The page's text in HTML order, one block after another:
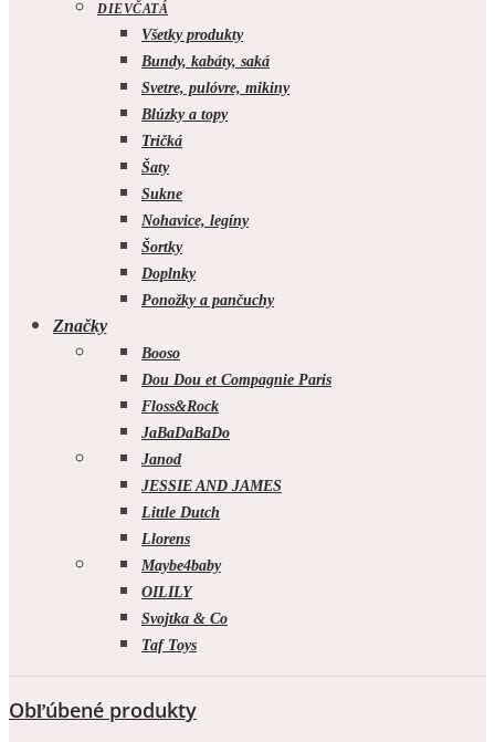
DIEVČATÁ
Všetky produkty
Bundy, kabáty, saká
Svetre, pulóvre, mikiny
Blúzky a topy
Tričká
Šaty
Sukne
Nohavice, legíny
Šortky
Doplnky
Ponožky a pančuchy
Značky
Booso
Dou Dou et Compagnie Paris
Floss&Rock
JaBaDaBaDo
Janod
JESSIE AND JAMES
Little Dutch
Llorens
Maybe4baby
OILILY
Svojtka & Co
Taf Toys
Obľúbené produkty